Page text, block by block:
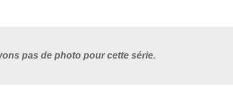
pas de photo pour cette série.